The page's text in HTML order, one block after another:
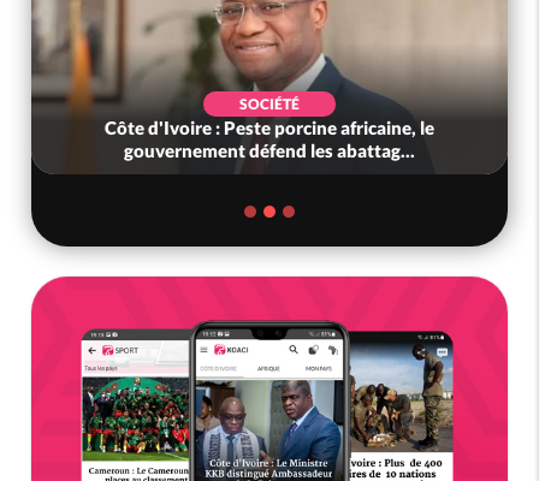
SOCIÉTÉ
Côte d'Ivoire : Peste porcine africaine, le
gouvernement défend les abattag...